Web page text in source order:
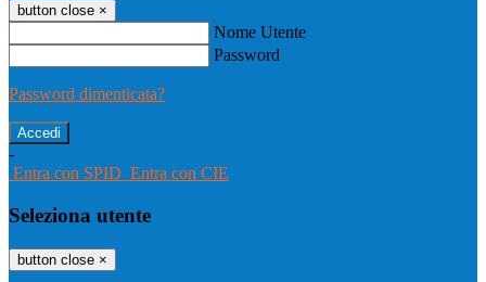
button close ×
Nome Utente
Password
Password dimenticata?
-
Entra con SPID Entra con CIE
Seleziona utente
button close ×